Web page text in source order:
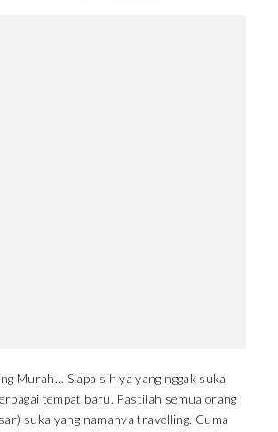
Murah… Siapa sih ya yang nggak suka
tempat baru. Pastilah semua orang
suka yang namanya travelling. Cuma